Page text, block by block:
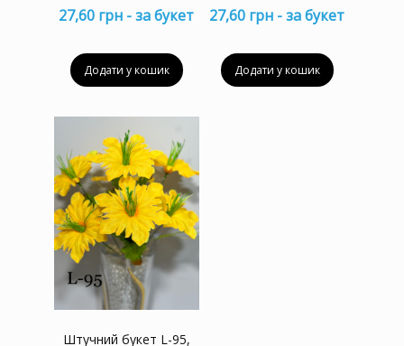
упаковку.
27,60 грн - за букет
Додати у кошик
упаковку.
27,60 грн - за букет
Додати у кошик
Штучний букет L-95,